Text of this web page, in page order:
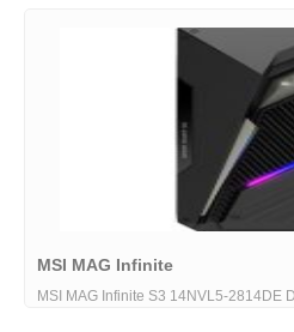
MSI MAG Infinite
MSI MAG Infinite S3 14NVL5-2814DE